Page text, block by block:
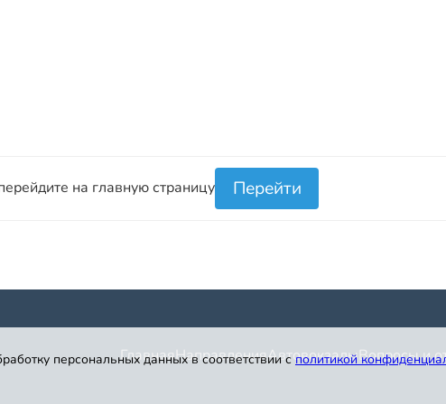
на главную страницу Перейти
ГлавнаяНаправленияАвтовокзалыВопросы и
персональных данных в соответствии с политикой